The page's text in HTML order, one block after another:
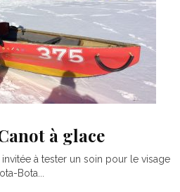
à glace
invitée à tester un soin pour le visage
Bota...